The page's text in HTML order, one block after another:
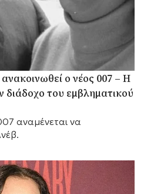
ο νέος 007 – Η
διάδοχο του εμβληματικού
αναμένεται να